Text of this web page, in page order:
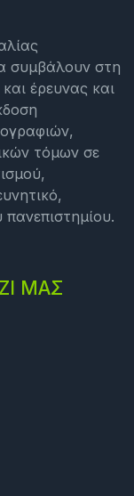
συμβάλουν στη
έρευνας και
τόμων σε
πανεπιστημίου.
ΜΑΣ